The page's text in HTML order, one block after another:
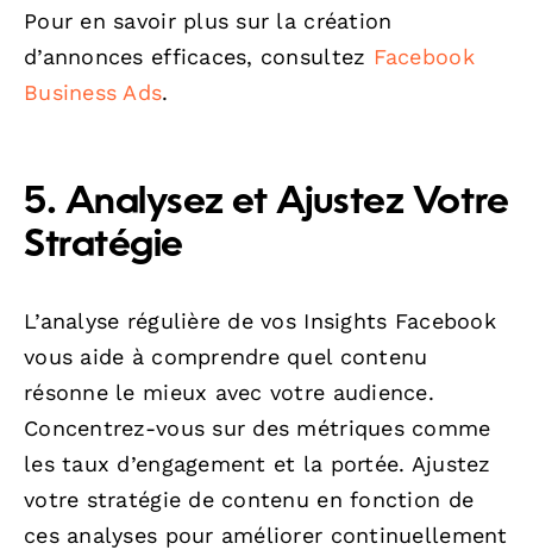
Pour en savoir plus sur la création
d’annonces efficaces, consultez Facebook
Business Ads.
5. Analysez et Ajustez Votre
Stratégie
L’analyse régulière de vos Insights Facebook
vous aide à comprendre quel contenu
résonne le mieux avec votre audience.
Concentrez-vous sur des métriques comme
les taux d’engagement et la portée. Ajustez
votre stratégie de contenu en fonction de
ces analyses pour améliorer continuellement